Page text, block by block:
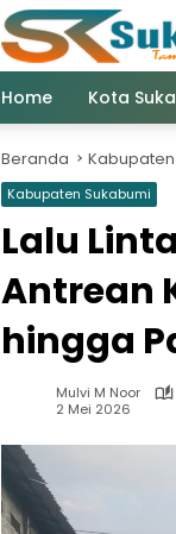
Home Kota
Beranda
Kabupaten Sukabumi
Lalu
Antrean
hingga
Mulvi M Noor
2 Mei 2026